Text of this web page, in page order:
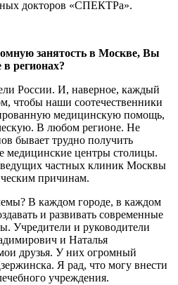
докторов «СПЕКТРа».
занятость в Москве, Вы
в регионах?
России. И, наверное, каждый
чтобы наши соотечественники
медицинскую помощь,
В любом регионе. Не
бывает трудно получить
медицинские центры столицы.
ведущих частных клиник Москвы
причинам.
В каждом городе, в каждом
и развивать современные
Учредители и руководители
и Наталья
друзья. У них огромный
Я рад, что могу внести
учреждения.